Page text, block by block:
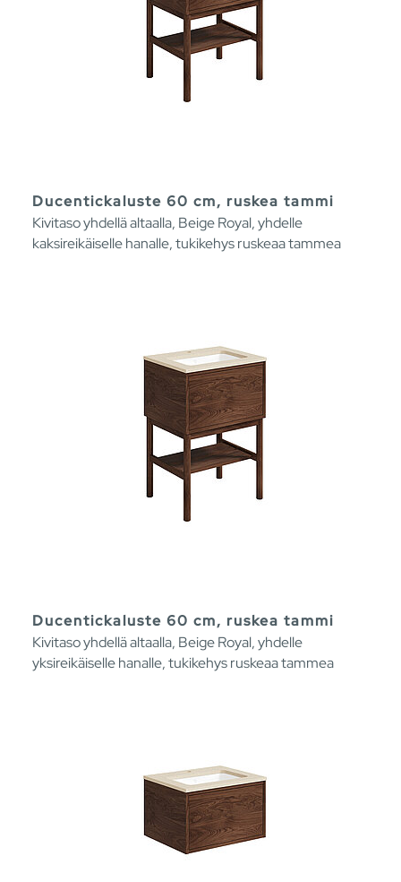
Ducentickaluste 60 cm, ruskea tammi
Kivitaso yhdellä altaalla, Beige Royal, yhdelle
kaksireikäiselle hanalle, tukikehys ruskeaa tammea
Ducentickaluste 60 cm, ruskea tammi
Kivitaso yhdellä altaalla, Beige Royal, yhdelle
yksireikäiselle hanalle, tukikehys ruskeaa tammea